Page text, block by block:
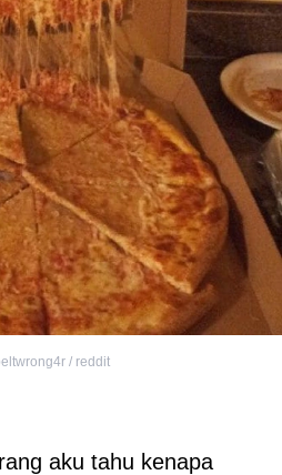
/ reddit
aku tahu kenapa